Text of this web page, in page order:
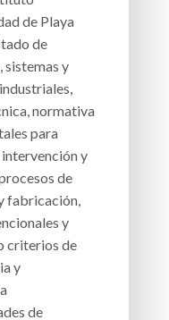
de Playa
de
sistemas y
normativa
para
y
de
fabricación,
y
criterios de
y
de